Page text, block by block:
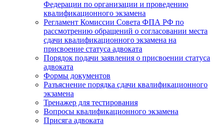
Федерации по организации и проведению
квалификационного экзамена
Регламент Комиссии Совета ФПА РФ по
рассмотрению обращений о согласовании места
сдачи квалификационного экзамена на
присвоение статуса адвоката
Порядок подачи заявления о присвоении статуса
адвоката
Формы документов
Разъяснение порядка сдачи квалификационного
экзамена
Тренажер для тестирования
Вопросы квалификационного экзамена
Присяга адвоката